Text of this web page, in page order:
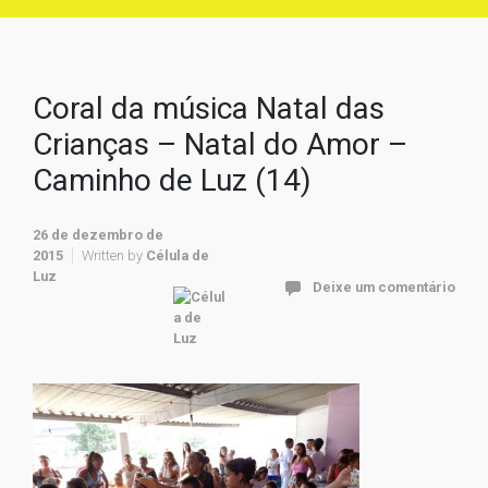
Coral da música Natal das
Crianças – Natal do Amor –
Caminho de Luz (14)
26 de dezembro de
2015
Written by Célula de
Luz
Deixe um comentário